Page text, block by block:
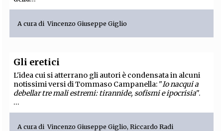
A cura diVincenzo Giuseppe Giglio
Gli eretici
L'idea cui si atterrano gli autori è condensata in alcuni
notissimi versi di Tommaso Campanella: "Io nacqui a
debellar tre mali estremi: tirannide, sofismi e ipocrisia".
...
A cura diVincenzo Giuseppe Giglio,Riccardo Radi